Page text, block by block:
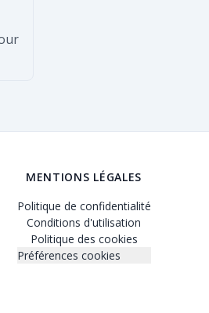
MENTIONS LÉGALES
Politique de confidentialité
Conditions d'utilisation
Politique des cookies
Préférences cookies